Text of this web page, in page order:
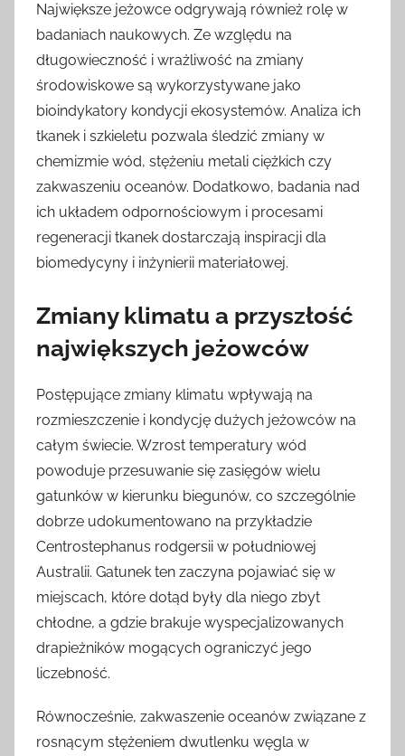
Największe jeżowce odgrywają również rolę w
badaniach naukowych. Ze względu na
długowieczność i wrażliwość na zmiany
środowiskowe są wykorzystywane jako
bioindykatory kondycji ekosystemów. Analiza ich
tkanek i szkieletu pozwala śledzić zmiany w
chemizmie wód, stężeniu metali ciężkich czy
zakwaszeniu oceanów. Dodatkowo, badania nad
ich układem odpornościowym i procesami
regeneracji tkanek dostarczają inspiracji dla
biomedycyny i inżynierii materiałowej.
Zmiany klimatu a przyszłość
największych jeżowców
Postępujące zmiany klimatu wpływają na
rozmieszczenie i kondycję dużych jeżowców na
całym świecie. Wzrost temperatury wód
powoduje przesuwanie się zasięgów wielu
gatunków w kierunku biegunów, co szczególnie
dobrze udokumentowano na przykładzie
Centrostephanus rodgersii w południowej
Australii. Gatunek ten zaczyna pojawiać się w
miejscach, które dotąd były dla niego zbyt
chłodne, a gdzie brakuje wyspecjalizowanych
drapieżników mogących ograniczyć jego
liczebność.
Równocześnie, zakwaszenie oceanów związane z
rosnącym stężeniem dwutlenku węgla w